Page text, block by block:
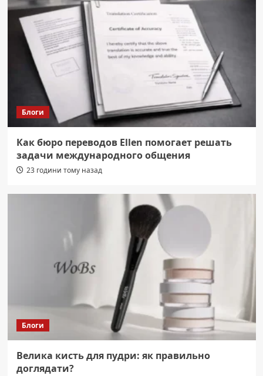
Блоги
Как бюро переводов Ellen помогает решать
задачи международного общения
23 години тому назад
Блоги
Велика кисть для пудри: як правильно
доглядати?